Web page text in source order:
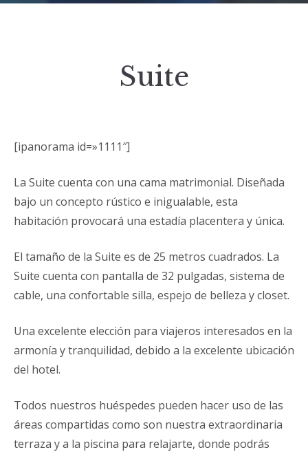
Suite
[ipanorama id=»1111″]
La Suite cuenta con una cama matrimonial. Diseñada
bajo un concepto rústico e inigualable, esta
habitación provocará una estadía placentera y única.
El tamaño de la Suite es de 25 metros cuadrados. La
Suite cuenta con pantalla de 32 pulgadas, sistema de
cable, una confortable silla, espejo de belleza y closet.
Una excelente elección para viajeros interesados en la
armonía y tranquilidad, debido a la excelente ubicación
del hotel.
Todos nuestros huéspedes pueden hacer uso de las
áreas compartidas como son nuestra extraordinaria
terraza y a la piscina para relajarte, donde podrás